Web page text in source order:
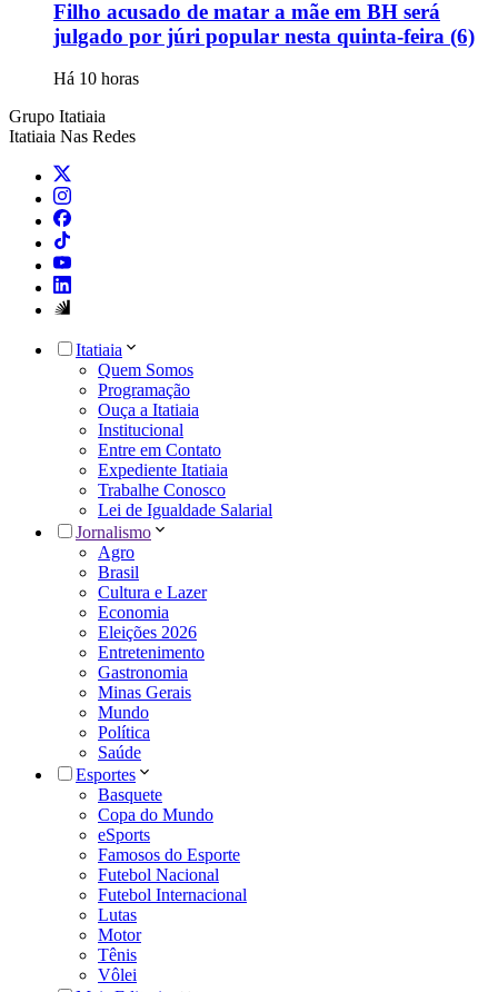
Filho acusado de matar a mãe em BH será
julgado por júri popular nesta quinta-feira (6)
Há 10 horas
Grupo Itatiaia
Itatiaia Nas Redes
Itatiaia
Quem Somos
Programação
Ouça a Itatiaia
Institucional
Entre em Contato
Expediente Itatiaia
Trabalhe Conosco
Lei de Igualdade Salarial
Jornalismo
Agro
Brasil
Cultura e Lazer
Economia
Eleições 2026
Entretenimento
Gastronomia
Minas Gerais
Mundo
Política
Saúde
Esportes
Basquete
Copa do Mundo
eSports
Famosos do Esporte
Futebol Nacional
Futebol Internacional
Lutas
Motor
Tênis
Vôlei